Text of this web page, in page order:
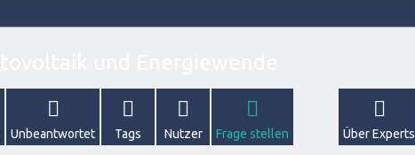
Unbeantwortet Tags Nutzer Frage stellen Über Experts